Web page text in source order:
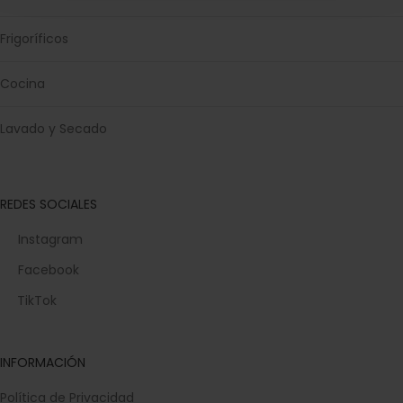
Frigoríficos
Cocina
Lavado y Secado
REDES SOCIALES
Instagram
Facebook
TikTok
INFORMACIÓN
Política de Privacidad